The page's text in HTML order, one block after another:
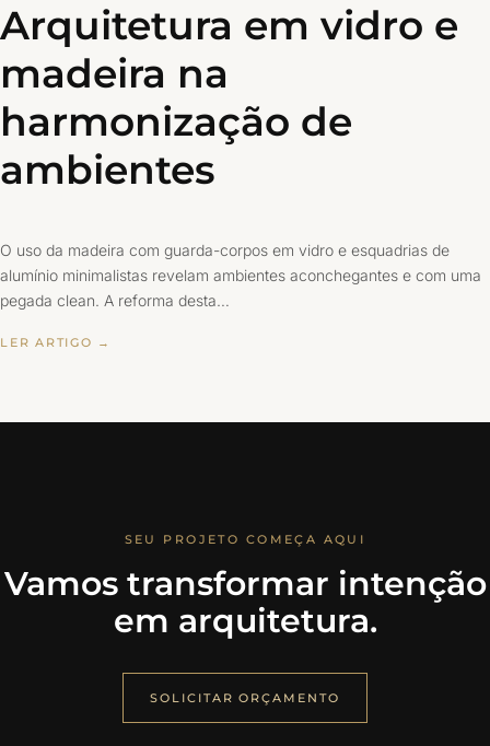
Arquitetura em vidro e
madeira na
harmonização de
ambientes
O uso da madeira com guarda-corpos em vidro e esquadrias de
alumínio minimalistas revelam ambientes aconchegantes e com uma
pegada clean. A reforma desta…
LER ARTIGO →
SEU PROJETO COMEÇA AQUI
Vamos transformar intenção
em arquitetura.
SOLICITAR ORÇAMENTO